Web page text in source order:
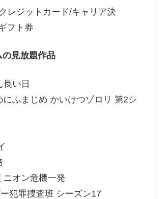
レジットカード/キャリア決
フト券
見放題作品
長い日
にふまじめ かいけつゾロリ 第2シ
ニオン危機一発
犯罪捜査班 シーズン17